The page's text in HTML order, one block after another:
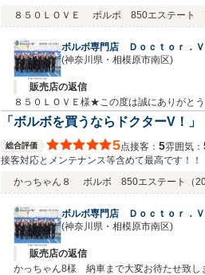
てもらい、安心して当日に購入しました。納
８５０ＬＯＶＥ ボルボ 850エステート
ボルボ専門店 Ｄｏｃｔｏｒ．Ｖ
(神奈川県・相模原市南区)
販売店の返信
８５０ＬＯＶＥ様★この度は誠にありがと
類も装着されて、お好みの850に仕上がっ
「ボルボを買うならドクターV！」
総合評価 5点接客： 5雰囲気：
接客対応とメンテナンス等含めて最高です！！
かっちゃん８
ボルボ 850エステート （
ボルボ専門店 Ｄｏｃｔｏｒ．Ｖ
(神奈川県・相模原市南区)
販売店の返信
かっちゃん8様 納車まで大変お待たせ致し